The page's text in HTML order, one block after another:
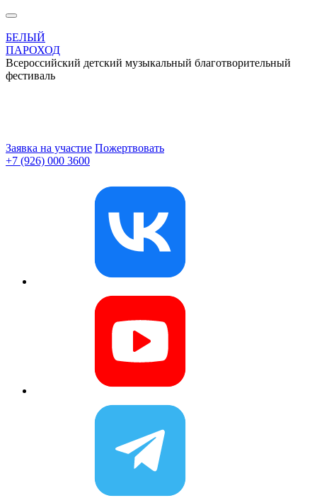
БЕЛЫЙ
ПАРОХОД
Всероссийский детский музыкальный благотворительный
фестиваль
Заявка на участие Пожертвовать
+7 (926) 000 3600